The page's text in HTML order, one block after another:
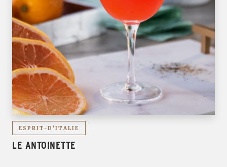
ESPRIT-D'ITALIE
LE ANTOINETTE